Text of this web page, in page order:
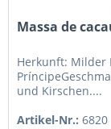
Massa de
Herkunft: Milder
und Kirschen....
Artikel-Nr.: 6820